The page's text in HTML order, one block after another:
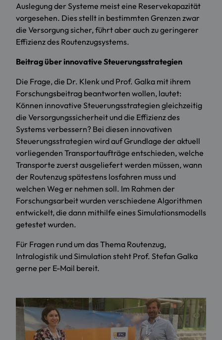
Auslegung der Systeme meist eine Reservekapazität
vorgesehen. Dies stellt in bestimmten Grenzen zwar
die Versorgung sicher, führt aber auch zu geringerer
Effizienz des Routenzugsystems.
Beitrag über innovative Steuerungsstrategien
Die Frage, die Dr. Klenk und Prof. Galka mit ihrem
Forschungsbeitrag beantworten wollen, lautet:
Können innovative Steuerungsstrategien gleichzeitig
die Versorgungssicherheit und die Effizienz des
Systems verbessern? Bei diesen innovativen
Steuerungsstrategien wird auf Grundlage der aktuell
vorliegenden Transportaufträge entschieden, welche
Transporte zuerst ausgeliefert werden müssen, wann
der Routenzug spätestens losfahren muss und
welchen Weg er nehmen soll. Im Rahmen der
Forschungsarbeit wurden verschiedene Algorithmen
entwickelt, die dann mithilfe eines Simulationsmodells
getestet wurden.
Für Fragen rund um das Thema Routenzug,
Intralogistik und Simulation steht Prof. Stefan Galka
gerne per E-Mail bereit.